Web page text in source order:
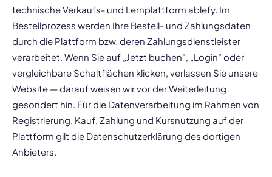
technische Verkaufs- und Lernplattform ablefy. Im
Bestellprozess werden Ihre Bestell- und Zahlungsdaten
durch die Plattform bzw. deren Zahlungsdienstleister
verarbeitet. Wenn Sie auf „Jetzt buchen", „Login" oder
vergleichbare Schaltflächen klicken, verlassen Sie unsere
Website — darauf weisen wir vor der Weiterleitung
gesondert hin. Für die Datenverarbeitung im Rahmen von
Registrierung, Kauf, Zahlung und Kursnutzung auf der
Plattform gilt die Datenschutzerklärung des dortigen
Anbieters.